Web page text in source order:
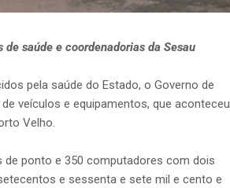
saúde e coordenadorias da Sesau
pela saúde do Estado, o Governo de
veículos e equipamentos, que aconteceu
Velho.
de ponto e 350 computadores com dois
e sessenta e sete mil e cento e